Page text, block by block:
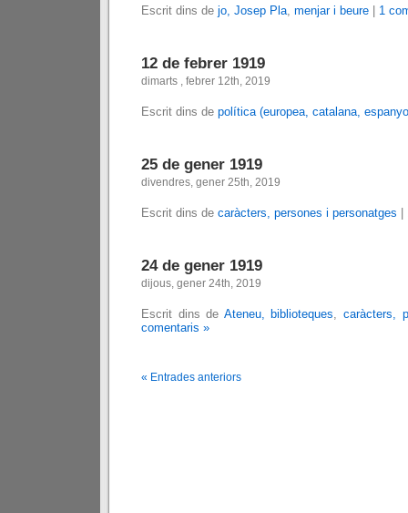
Escrit dins de jo, Josep Pla, menjar i beure 1
12 de febrer 1919
dimarts , febrer 12th, 2019
Escrit dins de política (europea, catalana,
25 de gener 1919
divendres, gener 25th, 2019
Escrit dins de caràcters, persones i personatges
24 de gener 1919
dijous, gener 24th, 2019
Escrit dins de Ateneu, biblioteques,caràcters,
comentaris »
« Entrades anteriors